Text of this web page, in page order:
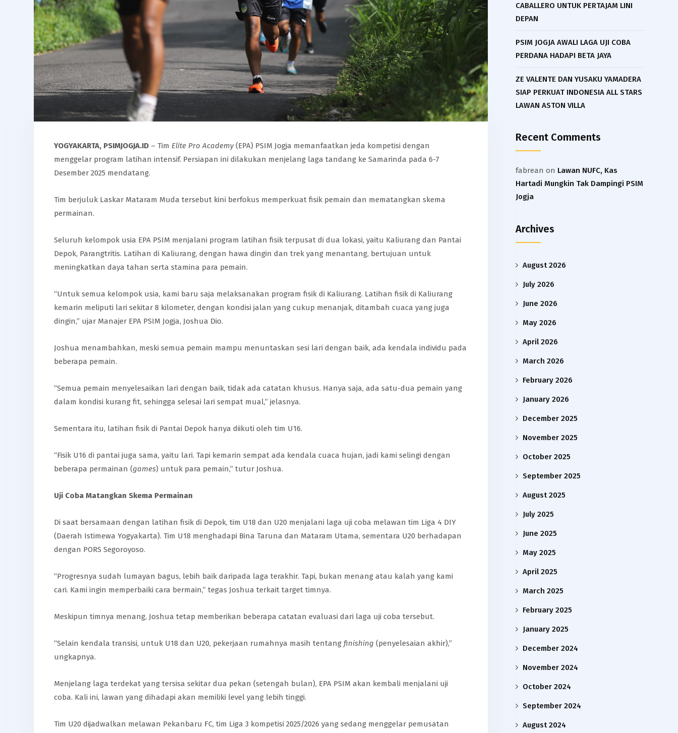
YOGYAKARTA, PSIMJOGJA.ID – Tim Elite Pro Academy(EPA) PSIM Jogja memanfaatkan jeda kompetisi dengan
menggelar program latihan intensif. Persiapan ini dilakukan menjelang laga tandang ke Samarinda pada 6-7
Desember 2025 mendatang.
Tim berjuluk Laskar Mataram Muda tersebut kini berfokus memperkuat fisik pemain dan mematangkan skema
permainan.
Seluruh kelompok usia EPA PSIM menjalani program latihan fisik terpusat di dua lokasi, yaitu Kaliurang dan Pantai
Depok, Parangtritis. Latihan di Kaliurang, dengan hawa dingin dan trek yang menantang, bertujuan untuk
meningkatkan daya tahan serta stamina para pemain.
“Untuk semua kelompok usia, kami baru saja melaksanakan program fisik di Kaliurang. Latihan fisik di Kaliurang
kemarin meliputi lari sekitar 8 kilometer, dengan kondisi jalan yang cukup menanjak, ditambah cuaca yang juga
dingin,” ujar Manajer EPA PSIM Jogja, Joshua Dio.
Joshua menambahkan, meski semua pemain mampu menuntaskan sesi lari dengan baik, ada kendala individu pada
beberapa pemain.
“Semua pemain menyelesaikan lari dengan baik, tidak ada catatan khusus. Hanya saja, ada satu-dua pemain yang
dalam kondisi kurang fit, sehingga selesai lari sempat mual,” jelasnya.
Sementara itu, latihan fisik di Pantai Depok hanya diikuti oleh tim U16.
“Fisik U16 di pantai juga sama, yaitu lari. Tapi kemarin sempat ada kendala cuaca hujan, jadi kami selingi dengan
beberapa permainan (games) untuk para pemain,” tutur Joshua.
Uji Coba Matangkan Skema Permainan
Di saat bersamaan dengan latihan fisik di Depok, tim U18 dan U20 menjalani laga uji coba melawan tim Liga 4 DIY
(Daerah Istimewa Yogyakarta). Tim U18 menghadapi Bina Taruna dan Mataram Utama, sementara U20 berhadapan
dengan PORS Segoroyoso.
“Progresnya sudah lumayan bagus, lebih baik daripada laga terakhir. Tapi, bukan menang atau kalah yang kami
cari. Kami ingin memperbaiki cara bermain,” tegas Joshua terkait target timnya.
Meskipun timnya menang, Joshua tetap memberikan beberapa catatan evaluasi dari laga uji coba tersebut.
“Selain kendala transisi, untuk U18 dan U20, pekerjaan rumahnya masih tentang finishing (penyelesaian akhir),”
ungkapnya.
Menjelang laga terdekat yang tersisa sekitar dua pekan (setengah bulan), EPA PSIM akan kembali menjalani uji
coba. Kali ini, lawan yang dihadapi akan memiliki level yang lebih tinggi.
Tim U20 dijadwalkan melawan Pekanbaru FC, tim Liga 3 kompetisi 2025/2026 yang sedang menggelar pemusatan
CABALLERO UNTUK PERTAJAM LINI
DEPAN
PSIM JOGJA AWALI LAGA UJI COBA
PERDANA HADAPI BETA JAYA
ZE VALENTE DAN YUSAKU YAMADERA
SIAP PERKUAT INDONESIA ALL STARS
LAWAN ASTON VILLA
Recent Comments
fabrean on Lawan NUFC, Kas
Hartadi Mungkin Tak Dampingi PSIM
Jogja
Archives
August 2026
July 2026
June 2026
May 2026
April 2026
March 2026
February 2026
January 2026
December 2025
November 2025
October 2025
September 2025
August 2025
July 2025
June 2025
May 2025
April 2025
March 2025
February 2025
January 2025
December 2024
November 2024
October 2024
September 2024
August 2024